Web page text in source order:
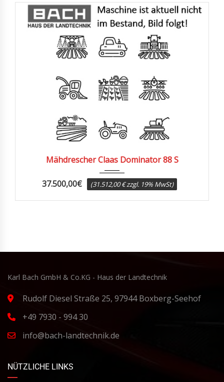
Mähdrescher Claas Dominator 88 S
37.500,00€ (31.512,00 € zzgl. 19% MwSt)
Karl Bach GmbH & Co.KG - Haus der Landtechnik
Rudolf Diesel Straße 25, 97944 Boxberg-Seehof
+49 7930 - 994 30
info@bach-landtechnik.de
NÜTZLICHE LINKS